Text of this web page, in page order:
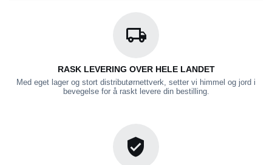
RASK LEVERING OVER HELE LANDET
Med eget lager og stort distributørnettverk, setter vi himmel og jord i
bevegelse for å raskt levere din bestilling.